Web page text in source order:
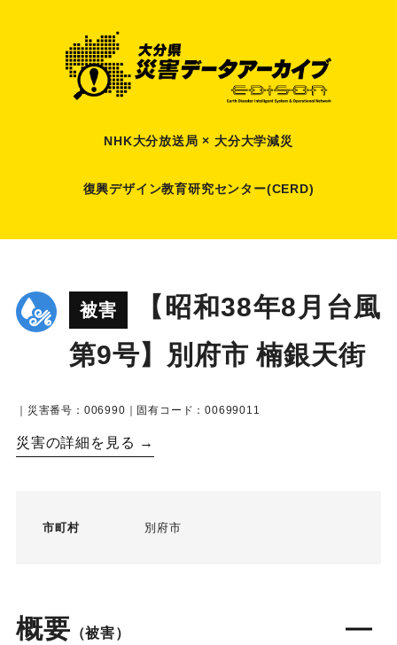
NHK大分放送局 × 大分大学減災
復興デザイン教育研究センター(CERD)
被害
【昭和38年8月台風
第9号】別府市 楠銀天街
｜災害番号：006990｜固有コード：00699011
災害の詳細を見る →
市町村 別府市
概要 （被害）